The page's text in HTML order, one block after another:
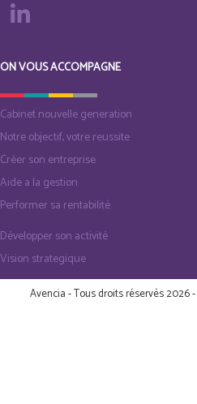
ON VOUS ACCOMPAGNE
Cabinet nouvelle generation
Notre objectif, votre reussite
Créer son entreprise
Aide a la gestion
Performer sa rentabilité
Développer son activité
Vision strategique
Avencia - Tous droits réservés 2026 -